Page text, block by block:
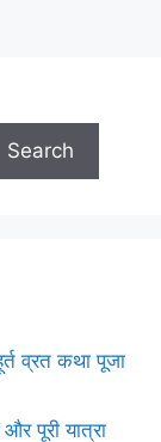
Search
व्रत कथा पूजा
पूरी यात्रा